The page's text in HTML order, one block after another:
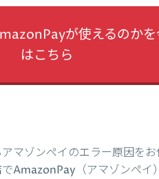
が使えるのか
はこちら
マゾンペイのエラー原因を
AmazonPay（アマゾンペイ